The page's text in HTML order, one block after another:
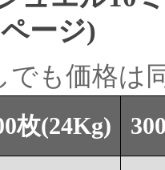
ージ)
でも価格は
枚(24Kg)